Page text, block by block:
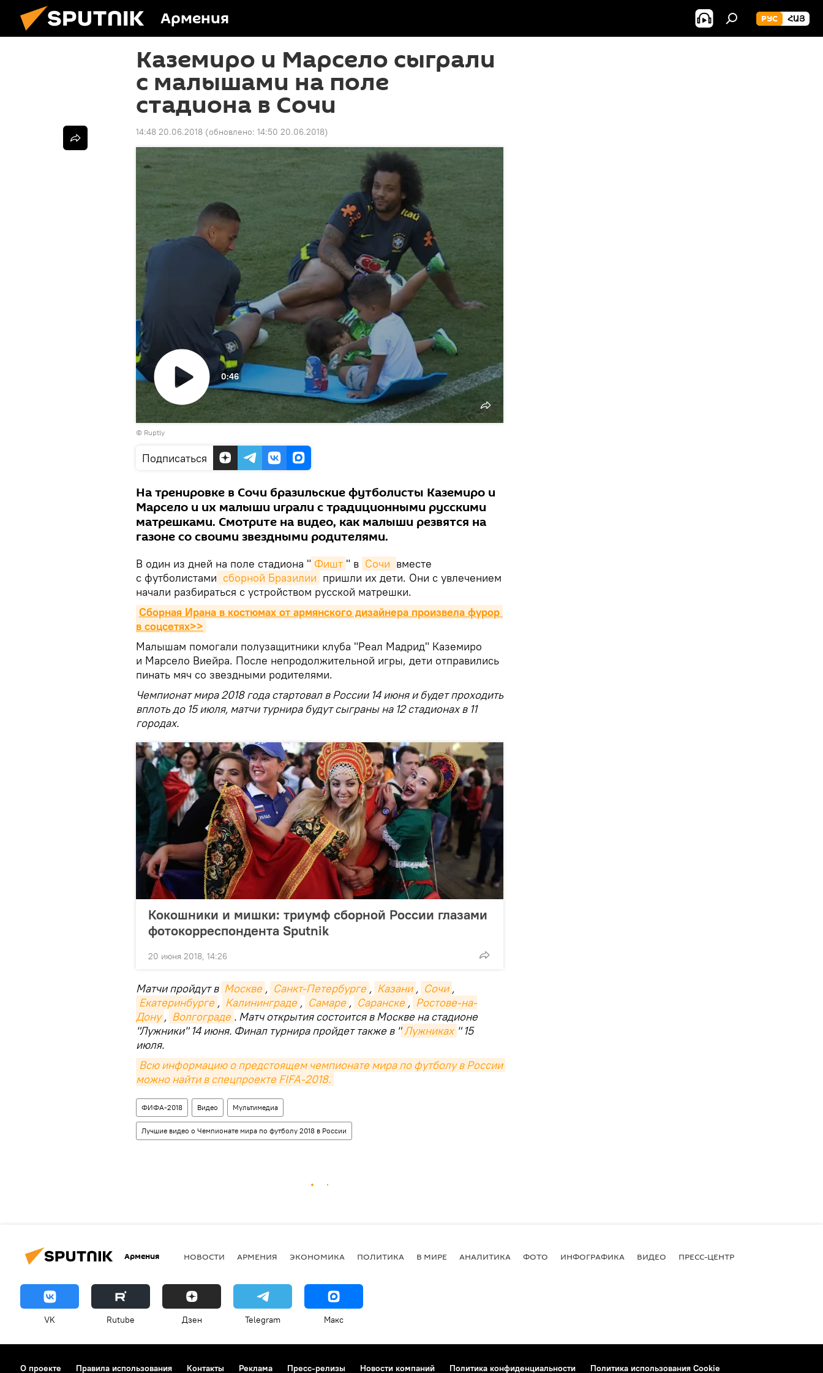
Армения РУС ՀԱՅ
Каземиро и Марсело сыграли
с малышами на поле
стадиона в Сочи
14:48 20.06.2018 (обновлено: 14:50 20.06.2018)
Воспроизвести
0:46
© Ruptly
Подписаться
На тренировке в Сочи бразильские футболисты Каземиро и
Марсело и их малыши играли с традиционными русскими
матрешками. Смотрите на видео, как малыши резвятся на
газоне со своими звездными родителями.
В один из дней на поле стадиона " Фишт " в Сочи вместе
с футболистами сборной Бразилии пришли их дети. Они с увлечением
начали разбираться с устройством русской матрешки.
Сборная Ирана в костюмах от армянского дизайнера произвела фурор
в соцсетях>>
Малышам помогали полузащитники клуба "Реал Мадрид" Каземиро
и Марсело Виейра. После непродолжительной игры, дети отправились
пинать мяч со звездными родителями.
Чемпионат мира 2018 года стартовал в России 14 июня и будет проходить
вплоть до 15 июля, матчи турнира будут сыграны на 12 стадионах в 11
городах.
Кокошники и мишки: триумф сборной России глазами
фотокорреспондента Sputnik
20 июня 2018, 14:26
Матчи пройдут в Москве , Санкт-Петербурге , Казани , Сочи ,
Екатеринбурге , Калининграде , Самаре , Саранске , Ростове-на-
Дону , Волгограде . Матч открытия состоится в Москве на стадионе
"Лужники" 14 июня. Финал турнира пройдет также в " Лужниках " 15
июля.
Всю информацию о предстоящем чемпионате мира по футболу в России
можно найти в спецпроекте FIFA-2018.
ФИФА-2018 Видео Мультимедиа
Лучшие видео о Чемпионате мира по футболу 2018 в России
Армения НОВОСТИ АРМЕНИЯ ЭКОНОМИКА ПОЛИТИКА В МИРЕ АНАЛИТИКА ФОТО ИНФОГРАФИКА ВИДЕО ПРЕСС-ЦЕНТР
VK Rutube Дзен Telegram Макс
О проекте Правила использования Контакты Реклама Пресс-релизы Новости компаний Политика конфиденциальности Политика использования Cookie